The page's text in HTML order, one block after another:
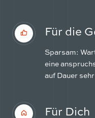
Für die
Sparsam:
eine
auf Dauer
Für Dich